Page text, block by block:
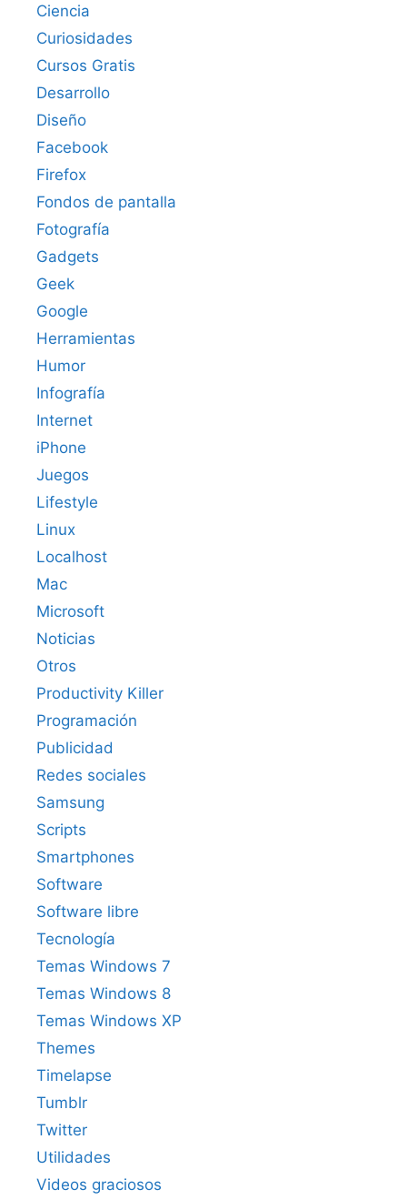
Ciencia
Curiosidades
Cursos Gratis
Desarrollo
Diseño
Facebook
Firefox
Fondos de pantalla
Fotografía
Gadgets
Geek
Google
Herramientas
Humor
Infografía
Internet
iPhone
Juegos
Lifestyle
Linux
Localhost
Mac
Microsoft
Noticias
Otros
Productivity Killer
Programación
Publicidad
Redes sociales
Samsung
Scripts
Smartphones
Software
Software libre
Tecnología
Temas Windows 7
Temas Windows 8
Temas Windows XP
Themes
Timelapse
Tumblr
Twitter
Utilidades
Videos graciosos